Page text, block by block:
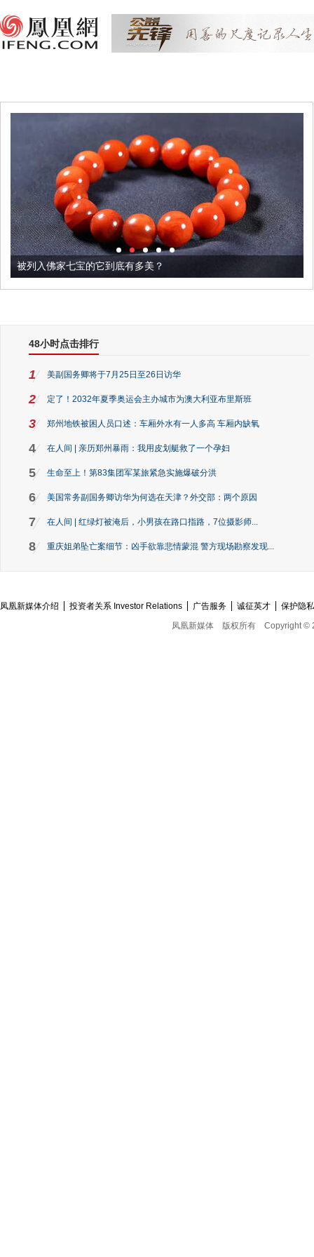
被列入佛家七宝的它到底有多美？
48小时点击排行
1 美副国务卿将于7月25日至26日访华
2 定了！2032年夏季奥运会主办城市为澳大利亚布里斯班
3 郑州地铁被困人员口述：车厢外水有一人多高 车厢内缺氧
4 在人间 | 亲历郑州暴雨：我用皮划艇救了一个孕妇
5 生命至上！第83集团军某旅紧急实施爆破分洪
6 美国常务副国务卿访华为何选在天津？外交部：两个原因
7 在人间 | 红绿灯被淹后，小男孩在路口指路，7位摄影师...
8 重庆姐弟坠亡案细节：凶手欲靠悲情蒙混 警方现场勘察发现...
凤凰新媒体介绍 投资者关系 Investor Relations 广告服务 诚征英才
保护隐
凤凰新媒体
版权所有 Copyright ©